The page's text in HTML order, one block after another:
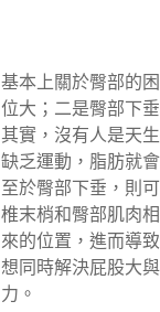
基本上關於臀部的
位大；二是臀部下垂
其實，沒有人是天
缺乏運動，脂肪就
至於臀部下垂，則
椎末梢和臀部肌肉
來的位置，進而導
想同時解決屁股大
力。